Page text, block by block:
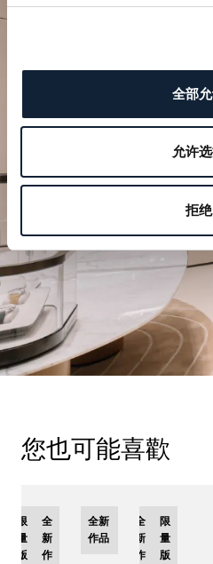
全部
允许
拒绝
規劃您的
於我們的精品店探索
預約參
您也可能喜歡
限
量
版
全
新
作
全新
作品
全
新
作
限
量
版